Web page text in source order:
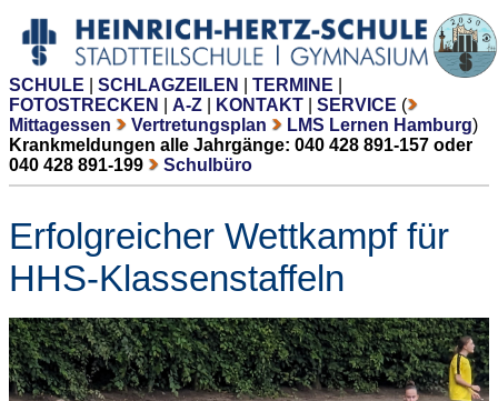
SCHULE SCHLAGZEILEN TERMINE
FOTOSTRECKEN
A-Z KONTAKT SERVICE (
Mittagessen
Vertretungsplan LMS Lernen Hamburg)
Krankmeldungen alle Jahrgänge: 040 428 891-157 oder
040 428 891-199
Schulbüro
Erfolgreicher Wettkampf für
HHS-Klassenstaffeln